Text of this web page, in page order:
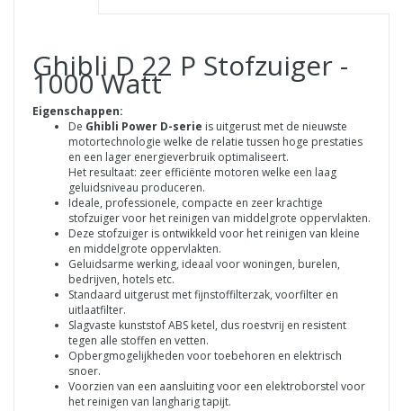
Ghibli D 22 P Stofzuiger -
1000 Watt
Eigenschappen:
De Ghibli Power D-serie is uitgerust met de nieuwste
motortechnologie welke de relatie tussen hoge prestaties
en een lager energieverbruik optimaliseert.
Het resultaat: zeer efficiënte motoren welke een laag
geluidsniveau produceren.
Ideale, professionele, compacte en zeer krachtige
stofzuiger voor het reinigen van middelgrote oppervlakten.
Deze stofzuiger is ontwikkeld voor het reinigen van kleine
en middelgrote oppervlakten.
Geluidsarme werking, ideaal voor woningen, burelen,
bedrijven, hotels etc.
Standaard uitgerust met fijnstoffilterzak, voorfilter en
uitlaatfilter.
Slagvaste kunststof ABS ketel, dus roestvrij en resistent
tegen alle stoffen en vetten.
Opbergmogelijkheden voor toebehoren en elektrisch
snoer.
Voorzien van een aansluiting voor een elektroborstel voor
het reinigen van langharig tapijt.